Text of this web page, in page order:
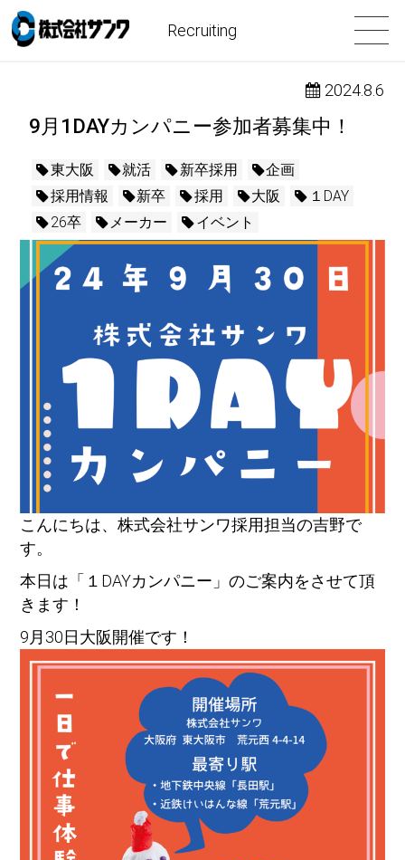
Recruiting
2024.8.6
9月1DAYカンパニー参加者募集中！
東大阪 就活 新卒採用
企画
採用情報
新卒 採用 大阪
１DAY
26卒
メーカー イベント
こんにちは、株式会社サンワ採用担当の吉野で
す。
本日は「１DAYカンパニー」のご案内をさせて頂
きます！
9月30日大阪開催です！